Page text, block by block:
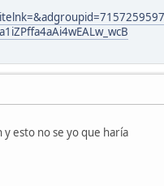
esto no se yo que haría